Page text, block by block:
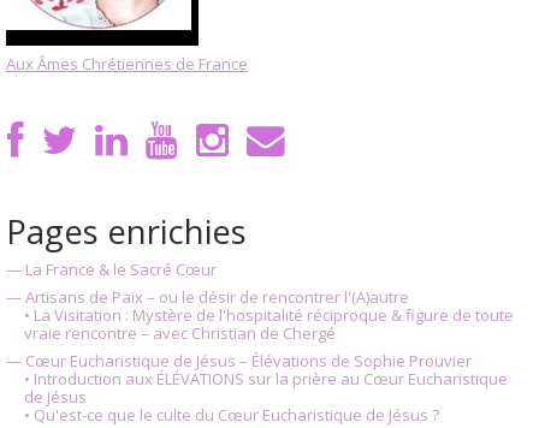
Aux Âmes Chrétiennes de France
Pages enrichies
— La France & le Sacré Cœur
— Artisans de Paix – ou le désir de rencontrer l'(A)autre
• La Visitation : Mystère de l'hospitalité réciproque & figure de toute
vraie rencontre – avec Christian de Chergé
— Cœur Eucharistique de Jésus – Élévations de Sophie Prouvier
• Introduction aux ÉLÉVATIONS sur la prière au Cœur Eucharistique
de Jésus
• Qu'est-ce que le culte du Cœur Eucharistique de Jésus ?